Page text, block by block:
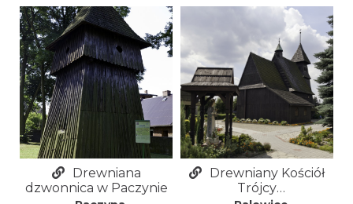
Drewniana
dzwonnica w Paczynie
Drewniany Kościół
Trójcy